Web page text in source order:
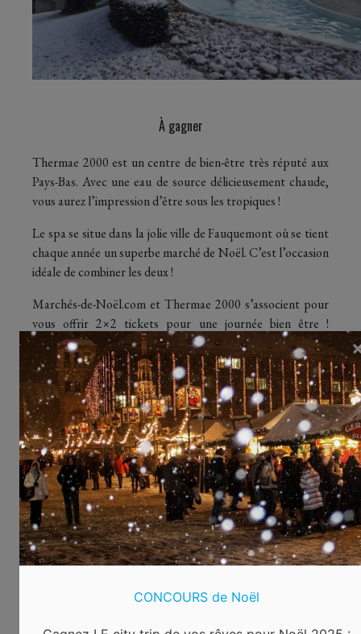
À gagner
Thermae 2000 est un centre de bien-être très réputé aux
Pays-Bas. Avec une eau de source délicieusement chaude,
vous aurez l’impression d’être sous les tropiques !
Le spa se situe dans la jolie ville de Fauquemont où se tient
chaque année un superbe marché de Noël. C’est l’occasion
idéale de combiner les deux !
Marchés-de-Noël.com et Thermae 2000 s’associent pour
vous offrir 2×2 tickets pour une journée bien être !
Participez au concours pour avoir une chance de
remporter ce super cadeau. Après une journée de détente
aux thermes, passez la soirée au marché de Noël et visitez
l’exposition « Miniatures de Noël ». Vous serez émerveillé
par la beauté des lieux !
Votre ticket duo comprend :
Accès toute la journée à toutes les installations bien-
être
Chocolat chaud avec crème fraîche au Loungebar
Session de relaxation sur une chaise de massage ou
au banc solaire
« Gemeentegrot » à Fauquemont (à utiliser le jour
CONCOURS de Noël